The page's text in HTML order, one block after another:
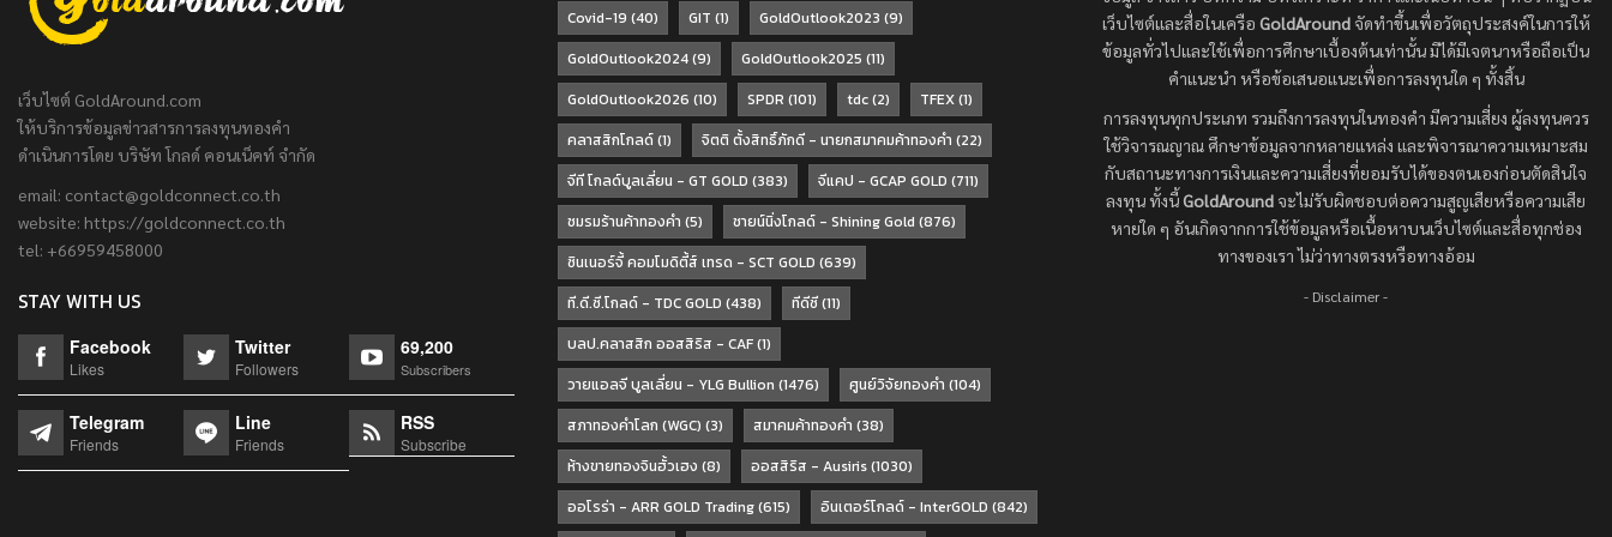
เว็บไซต์ GoldAround.com
ให้บริการข้อมูลข่าวสารการลงทุนทองคำ
ดำเนินการโดย บริษัท โกลด์ คอนเน็คท์ จำกัด
email: contact@goldconnect.co.th
website: https://goldconnect.co.th
tel: +66959458000
STAY WITH US
Facebook
Likes
Twitter
Followers
69,200
Subscribers
Telegram
Friends
Line
Friends
RSS
Subscribe
Covid-19 (40) GIT (1) GoldOutlook2023 (9)
GoldOutlook2024(9) GoldOutlook2025 (11)
GoldOutlook2026 (10) SPDR (101) tdc(2) TFEX(1)
คลาสสิกโกลด์(1) จิตติ ตั้งสิทธิ์ภักดี - นายกสมาคมค้าทองคำ (22)
จีที โกลด์บูลเลี่ยน - GT GOLD (383) จีแคป - GCAP GOLD (711)
ชมรมร้านค้าทองคำ (5) ชายน์นิ่งโกลด์ - Shining Gold (876)
ซินเนอร์จี้ คอมโมดิตี้ส์ เทรด - SCT GOLD (639)
ที.ดี.ซี.โกลด์ - TDC GOLD (438) ทีดีซี(11)
บลป.คลาสสิก ออสสิริส - CAF(1)
วายแอลจี บูลเลี่ยน - YLG Bullion (1476) ศูนย์วิจัยทองคำ (104)
สภาทองคำโลก (WGC) (3) สมาคมค้าทองคำ (38)
ห้างขายทองจินฮั้วเฮง (8) ออสสิริส - Ausiris(1030)
ออโรร่า - ARR GOLD Trading(615) อินเตอร์โกลด์ - InterGOLD (842)
เว็บไซต์และสื่อในเครือ GoldAroundจัดทำขึ้นเพื่อวัตถุประสงค์ในการให้
ข้อมูลทั่วไปและใช้เพื่อการศึกษาเบื้องต้นเท่านั้น มิได้มีเจตนาหรือถือเป็น
คำแนะนำ หรือข้อเสนอแนะเพื่อการลงทุนใด ๆ ทั้งสิ้น
การลงทุนทุกประเภท รวมถึงการลงทุนในทองคำ มีความเสี่ยง ผู้ลงทุนควร
ใช้วิจารณญาณ ศึกษาข้อมูลจากหลายแหล่ง และพิจารณาความเหมาะสม
กับสถานะทางการเงินและความเสี่ยงที่ยอมรับได้ของตนเองก่อนตัดสินใจ
ลงทุน ทั้งนี้GoldAround จะไม่รับผิดชอบต่อความสูญเสียหรือความเสีย
หายใด ๆ อันเกิดจากการใช้ข้อมูลหรือเนื้อหาบนเว็บไซต์และสื่อทุกช่อง
ทางของเรา ไม่ว่าทางตรงหรือทางอ้อม
- Disclaimer -